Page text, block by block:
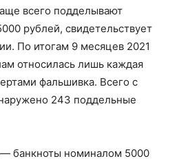
всего подделывают
рублей, свидетельствует
По итогам 9 месяцев 2021
относилась лишь каждая
фальшивка. Всего с
243 поддельные
банкноты номиналом 5000